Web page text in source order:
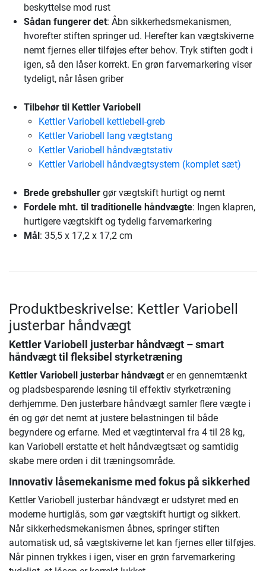
beskyttelse mod rust
Sådan fungerer det: Åbn sikkerhedsmekanismen,
hvorefter stiften springer ud. Herefter kan vægtskiverne
nemt fjernes eller tilføjes efter behov. Tryk stiften godt i
igen, så den låser korrekt. En grøn farvemarkering viser
tydeligt, når låsen griber
Tilbehør til Kettler Variobell
Kettler Variobell kettlebell-greb
Kettler Variobell lang vægtstang
Kettler Variobell håndvægtstativ
Kettler Variobell håndvægtsystem (komplet sæt)
Brede grebshuller gør vægtskift hurtigt og nemt
Fordele mht. til traditionelle håndvægte: Ingen klapren,
hurtigere vægtskift og tydelig farvemarkering
Mål : 35,5 x 17,2 x 17,2 cm
Produktbeskrivelse: Kettler Variobell
justerbar håndvægt
Kettler Variobell justerbar håndvægt – smart
håndvægt til fleksibel styrketræning
Kettler Variobell justerbar håndvægt er en gennemtænkt
og pladsbesparende løsning til effektiv styrketræning
derhjemme. Den justerbare håndvægt samler flere vægte i
én og gør det nemt at justere belastningen til både
begyndere og erfarne. Med et vægtinterval fra 4 til 28 kg,
kan Variobell erstatte et helt håndvægtsæt og samtidig
skabe mere orden i dit træningsområde.
Innovativ låsemekanisme med fokus på sikkerhed
Kettler Variobell justerbar håndvægt er udstyret med en
moderne hurtiglås, som gør vægtskift hurtigt og sikkert.
Når sikkerhedsmekanismen åbnes, springer stiften
automatisk ud, så vægtskiverne let kan fjernes eller tilføjes.
Når pinnen trykkes i igen, viser en grøn farvemarkering